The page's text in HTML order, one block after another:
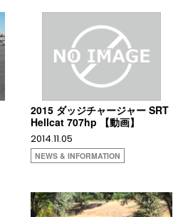
2015 ダッジチャージャー SRT
Hellcat 707hp 【動画】
2014.11.05
NEWS & INFORMATION